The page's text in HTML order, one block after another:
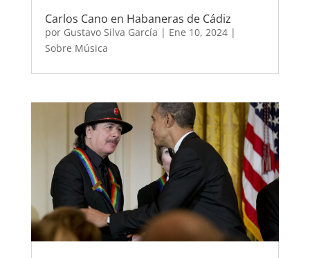
Carlos Cano en Habaneras de Cádiz
por Gustavo Silva García | Ene 10, 2024|
Sobre Música